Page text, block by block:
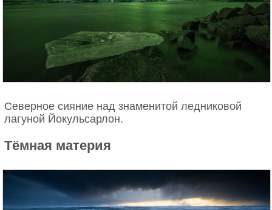
Северное сияние над знаменитой ледниковой
лагуной Йокульсарлон.
Тёмная материя